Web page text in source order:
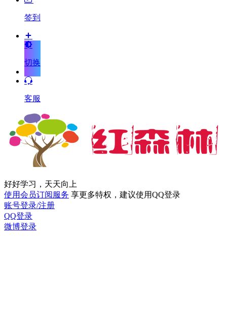
签到
切换
客服
好好学习，天天向上
使用会员订阅服务 享更多特权，建议使用QQ登录
账号登录/注册
QQ登录
微博登录